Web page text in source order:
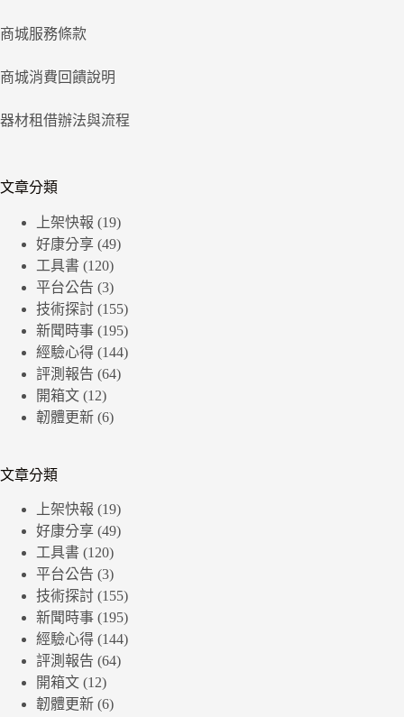
商城服務條款
商城消費回饋說明
器材租借辦法與流程
文章分類
上架快報 (19)
好康分享 (49)
工具書 (120)
平台公告 (3)
技術探討 (155)
新聞時事 (195)
經驗心得 (144)
評測報告 (64)
開箱文 (12)
韌體更新 (6)
文章分類
上架快報 (19)
好康分享 (49)
工具書 (120)
平台公告 (3)
技術探討 (155)
新聞時事 (195)
經驗心得 (144)
評測報告 (64)
開箱文 (12)
韌體更新 (6)